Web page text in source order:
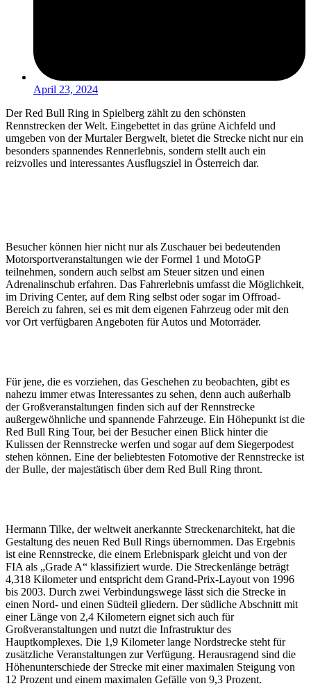
April 23, 2024
Der Red Bull Ring in Spielberg zählt zu den schönsten
Rennstrecken der Welt. Eingebettet in das grüne Aichfeld und
umgeben von der Murtaler Bergwelt, bietet die Strecke nicht nur ein
besonders spannendes Rennerlebnis, sondern stellt auch ein
reizvolles und interessantes Ausflugsziel in Österreich dar.
Besucher können hier nicht nur als Zuschauer bei bedeutenden
Motorsportveranstaltungen wie der Formel 1 und MotoGP
teilnehmen, sondern auch selbst am Steuer sitzen und einen
Adrenalinschub erfahren. Das Fahrerlebnis umfasst die Möglichkeit,
im Driving Center, auf dem Ring selbst oder sogar im Offroad-
Bereich zu fahren, sei es mit dem eigenen Fahrzeug oder mit den
vor Ort verfügbaren Angeboten für Autos und Motorräder.
Für jene, die es vorziehen, das Geschehen zu beobachten, gibt es
nahezu immer etwas Interessantes zu sehen, denn auch außerhalb
der Großveranstaltungen finden sich auf der Rennstrecke
außergewöhnliche und spannende Fahrzeuge. Ein Höhepunkt ist die
Red Bull Ring Tour, bei der Besucher einen Blick hinter die
Kulissen der Rennstrecke werfen und sogar auf dem Siegerpodest
stehen können. Eine der beliebtesten Fotomotive der Rennstrecke ist
der Bulle, der majestätisch über dem Red Bull Ring thront.
Hermann Tilke, der weltweit anerkannte Streckenarchitekt, hat die
Gestaltung des neuen Red Bull Rings übernommen. Das Ergebnis
ist eine Rennstrecke, die einem Erlebnispark gleicht und von der
FIA als „Grade A“ klassifiziert wurde. Die Streckenlänge beträgt
4,318 Kilometer und entspricht dem Grand-Prix-Layout von 1996
bis 2003. Durch zwei Verbindungswege lässt sich die Strecke in
einen Nord- und einen Südteil gliedern. Der südliche Abschnitt mit
einer Länge von 2,4 Kilometern eignet sich auch für
Großveranstaltungen und nutzt die Infrastruktur des
Hauptkomplexes. Die 1,9 Kilometer lange Nordstrecke steht für
zusätzliche Veranstaltungen zur Verfügung. Herausragend sind die
Höhenunterschiede der Strecke mit einer maximalen Steigung von
12 Prozent und einem maximalen Gefälle von 9,3 Prozent.